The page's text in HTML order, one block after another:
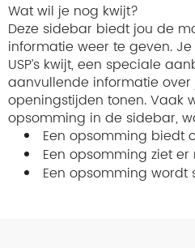
Wat wil je nog kwijt?
Deze sidebar biedt jou de
informatie weer te geven.
USP’s kwijt, een speciale
aanvullende informatie
openingstijden tonen. Vaak
opsomming in de sidebar,
Een opsomming biedt
Een opsomming ziet er
Een opsomming wordt